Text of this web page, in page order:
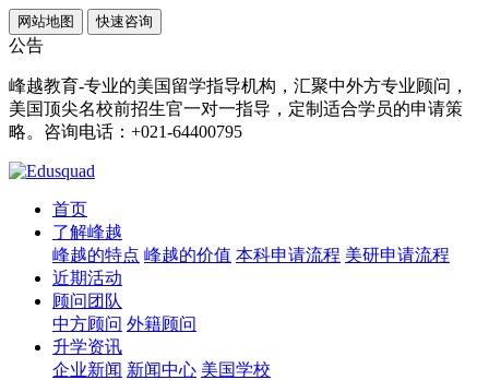
网站地图 快速咨询
公告
峰越教育-专业的美国留学指导机构，汇聚中外方专业顾问，
美国顶尖名校前招生官一对一指导，定制适合学员的申请策
略。咨询电话：+021-64400795
首页
了解峰越
峰越的特点 峰越的价值 本科申请流程 美研申请流程
近期活动
顾问团队
中方顾问 外籍顾问
升学资讯
企业新闻 新闻中心 美国学校